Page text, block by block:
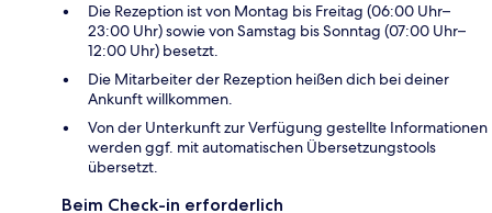
Die Rezeption ist von Montag bis Freitag (06:00 Uhr–
23:00 Uhr) sowie von Samstag bis Sonntag (07:00 Uhr–
12:00 Uhr) besetzt.
Die Mitarbeiter der Rezeption heißen dich bei deiner
Ankunft willkommen.
Von der Unterkunft zur Verfügung gestellte Informationen
werden ggf. mit automatischen Übersetzungstools
übersetzt.
Beim Check-in erforderlich